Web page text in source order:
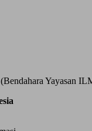
(Bendahara Yayasan